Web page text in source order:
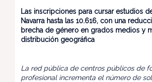
Las inscripciones para cursar estudios
Navarra hasta las 10.616, con una
brecha de género en grados medios y
distribución geográfica
La red pública de centros públicos de
profesional incrementa el número de